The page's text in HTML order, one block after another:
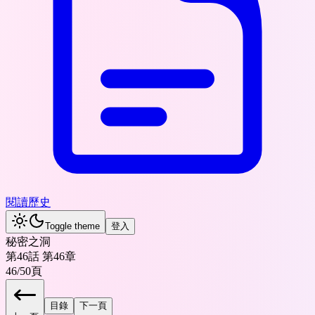
閱讀歷史
Toggle theme 登入
秘密之洞
第46話 第46章
46/50頁
目錄 下一頁